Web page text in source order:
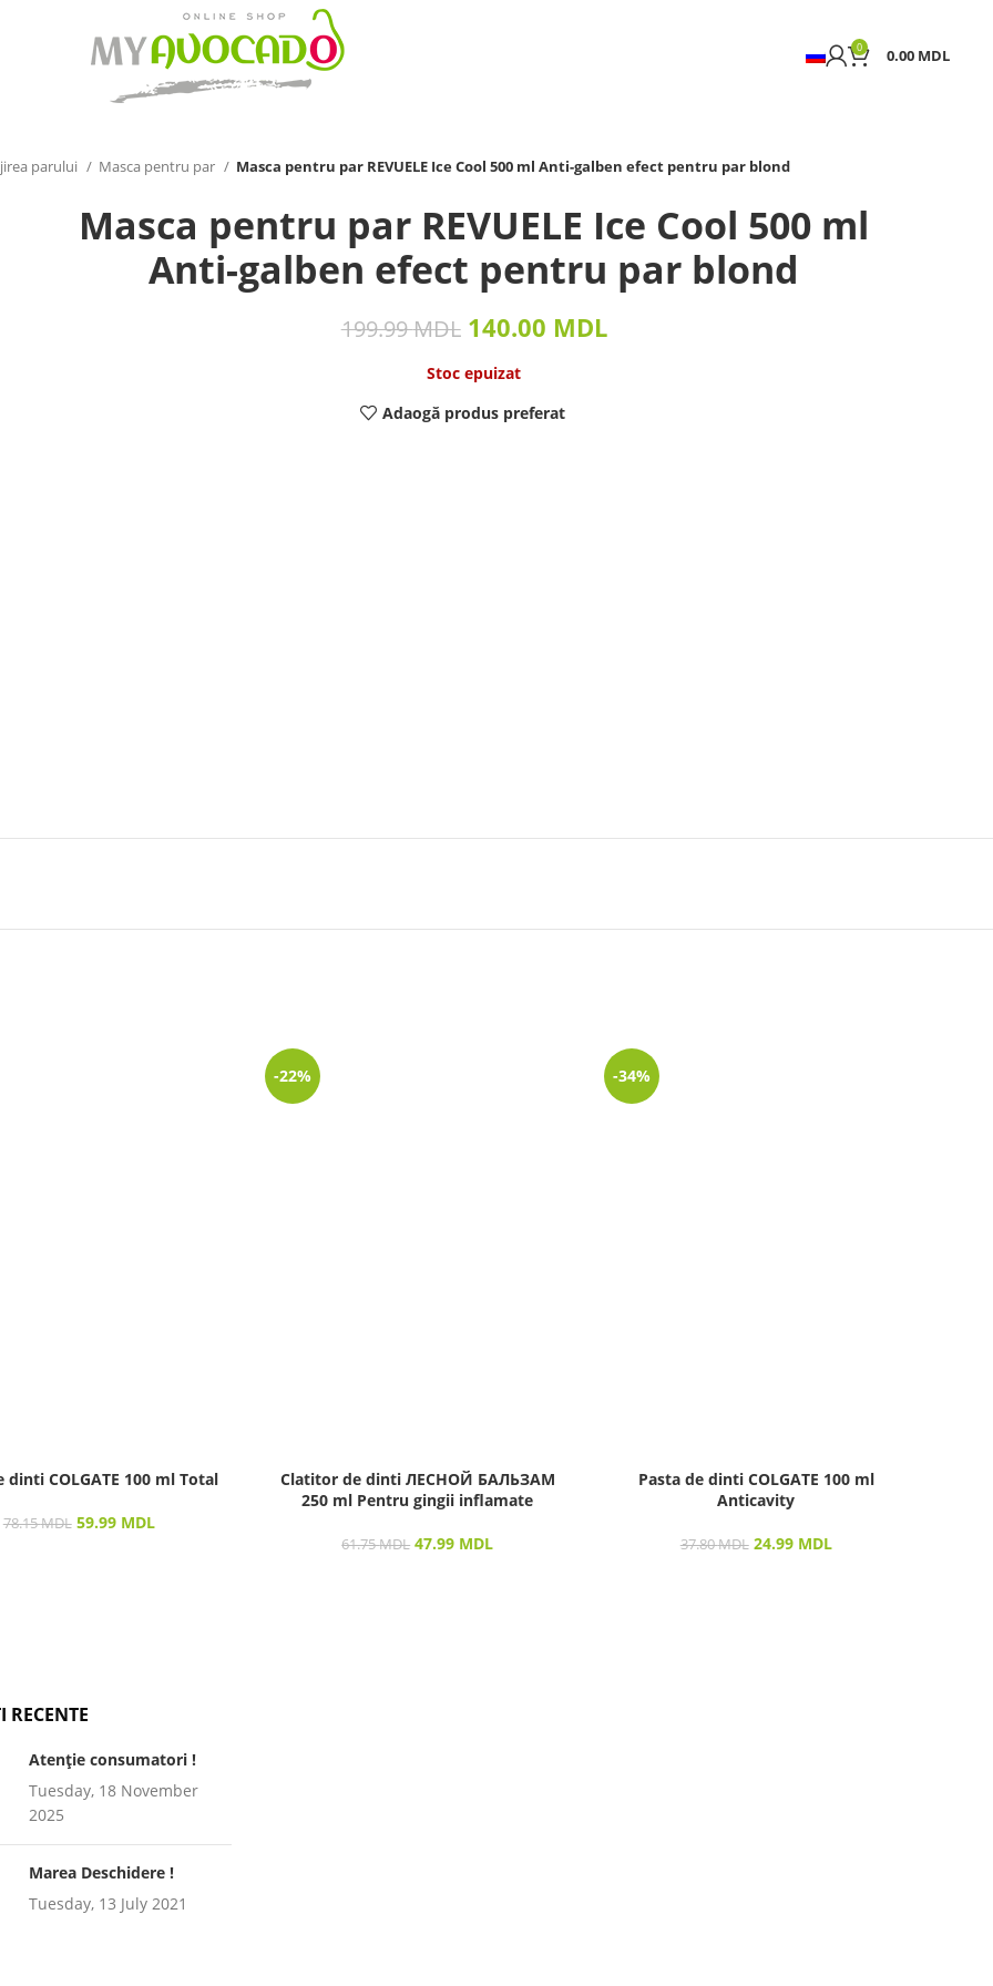
0 0.00 MDL
parului Masca pentru par Masca pentru par REVUELE Ice Cool 500 ml Anti-galben efect pentru par blond
Masca pentru par REVUELE Ice Cool 500 ml
Anti-galben efect pentru par blond
199.99MDL 140.00 MDL
Stoc epuizat
Adaogă produs preferat
dinti COLGATE 100 ml Total
78.15MDL 59.99 MDL
-22%
Clatitor de dinti ЛЕСНОЙ БАЛЬЗАМ
250 ml Pentru gingii inflamate
61.75MDL 47.99 MDL
-34%
Pasta de dinti COLGATE 100 ml
Anticavity
37.80MDL 24.99 MDL
RECENTE
Atenție consumatori !
Tuesday, 18 November
2025
Marea Deschidere !
Tuesday, 13 July 2021